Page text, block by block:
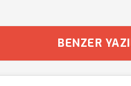
BENZER